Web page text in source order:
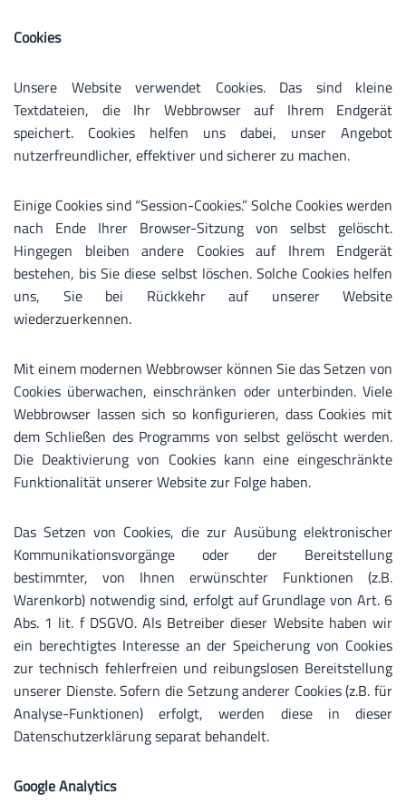
Cookies
Unsere Website verwendet Cookies. Das sind kleine
Textdateien, die Ihr Webbrowser auf Ihrem Endgerät
speichert. Cookies helfen uns dabei, unser Angebot
nutzerfreundlicher, effektiver und sicherer zu machen.
Einige Cookies sind “Session-Cookies.” Solche Cookies werden
nach Ende Ihrer Browser-Sitzung von selbst gelöscht.
Hingegen bleiben andere Cookies auf Ihrem Endgerät
bestehen, bis Sie diese selbst löschen. Solche Cookies helfen
uns, Sie bei Rückkehr auf unserer Website
wiederzuerkennen.
Mit einem modernen Webbrowser können Sie das Setzen von
Cookies überwachen, einschränken oder unterbinden. Viele
Webbrowser lassen sich so konfigurieren, dass Cookies mit
dem Schließen des Programms von selbst gelöscht werden.
Die Deaktivierung von Cookies kann eine eingeschränkte
Funktionalität unserer Website zur Folge haben.
Das Setzen von Cookies, die zur Ausübung elektronischer
Kommunikationsvorgänge oder der Bereitstellung
bestimmter, von Ihnen erwünschter Funktionen (z.B.
Warenkorb) notwendig sind, erfolgt auf Grundlage von Art. 6
Abs. 1 lit. f DSGVO. Als Betreiber dieser Website haben wir
ein berechtigtes Interesse an der Speicherung von Cookies
zur technisch fehlerfreien und reibungslosen Bereitstellung
unserer Dienste. Sofern die Setzung anderer Cookies (z.B. für
Analyse-Funktionen) erfolgt, werden diese in dieser
Datenschutzerklärung separat behandelt.
Google Analytics